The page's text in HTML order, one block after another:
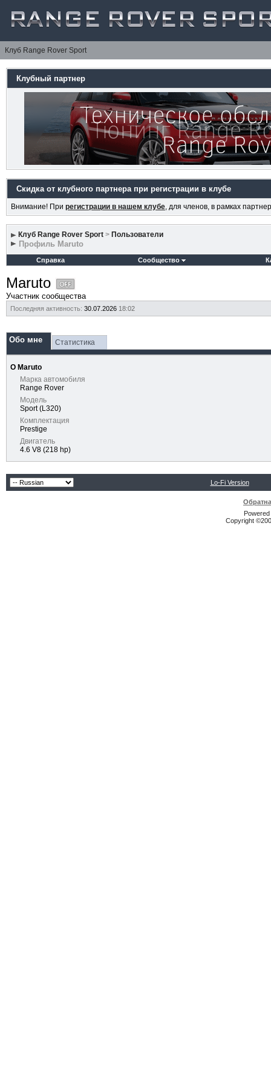
Клуб Range Rover Sport
Клубный партнер
Скидка от клубного партнера при регистрации в клубе
Внимание! При регистрации в нашем клубе, для членов, в рамках
Клуб Range Rover Sport > Пользователи
Профиль Maruto
Справка Сообщество
Maruto
Участник сообщества
Последняя активность: 30.07.2026 18:02
Обо мне Статистика
О Maruto
Марка автомобиля
Range Rover
Модель
Sport (L320)
Комплектация
Prestige
Двигатель
4.6 V8 (218 hp)
Lo-Fi Version
Copyright